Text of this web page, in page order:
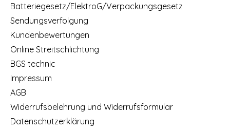
Batteriegesetz/ElektroG/Verpackungsgesetz
Sendungsverfolgung
Kundenbewertungen
Online Streitschlichtung
BGS technic
Impressum
AGB
Widerrufsbelehrung und Widerrufsformular
Datenschutzerklärung